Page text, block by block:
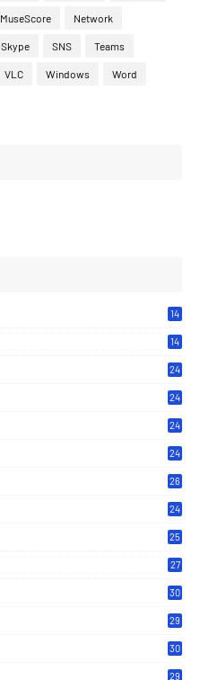
MuseScore Network
Skype SNS Teams
VLC Windows Word
14
14
24
24
24
24
26
24
25
27
30
29
30
29